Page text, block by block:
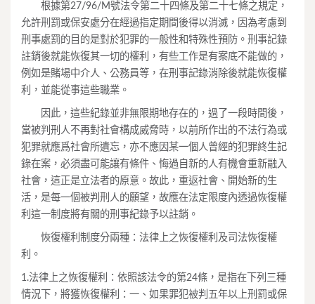
根據第27/96/M號法令第二十四條及第二十七條之規定，
允許刑罰或保安處分在經過指定期間後得以消滅，因為考慮到
刑事處罰的目的是對於犯罪的一般性和特殊性預防。刑事記錄
註銷後就能恢復其一切的權利，有些工作是有案底不能做的，
例如是賭場中介人、公務員等，在刑事記錄消除後就能恢復權
利，並能從事這些職業。
因此，這些紀錄並非無限期地存在的，過了一段時間後，
當被判刑人不再對社會構成威脅時，以前所作出的不法行為或
犯罪就應爲社會所遺忘，亦不應因某一個人曾經的犯罪終生記
錄在案，必須盡可能讓有條件、悔過自新的人有機會重新融入
社會，這正是立法者的原意。故此，重返社會、開始新的生
活，是每一個被判刑人的願望，故應在法定限度內透過恢復權
利這一制度將有關的刑事紀錄予以註銷。
恢復權利制度分兩種：法律上之恢復權利及司法恢復權
利。
1.法律上之恢復權利：依照該法令的第24條，是指在下列三種
情況下，將獲恢復權利：一、如果罪犯被判五年以上刑罰或保